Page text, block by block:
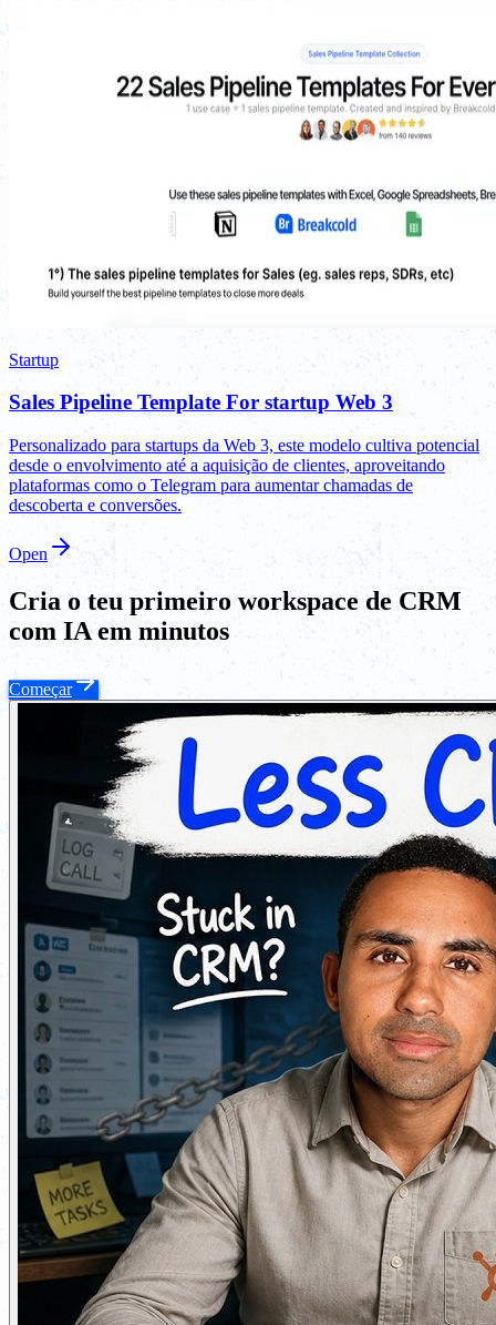
Startup
Sales Pipeline Template For startup Web 3
Personalizado para startups da Web 3, este modelo cultiva potencial
desde o envolvimento até a aquisição de clientes, aproveitando
plataformas como o Telegram para aumentar chamadas de
descoberta e conversões.
Open
Cria o teu primeiro workspace de CRM
com IA em minutos
Começar